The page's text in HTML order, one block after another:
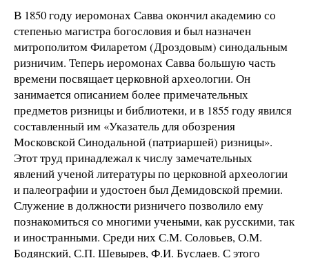
В 1850 году иеромонах Савва окончил академию со
степенью магистра богословия и был назначен
митрополитом Филаретом (Дроздовым) синодальным
ризничим. Теперь иеромонах Савва большую часть
времени посвящает церковной археологии. Он
занимается описанием более примечательных
предметов ризницы и библиотеки, и в 1855 году явился
составленный им «Указатель для обозрения
Московской Синодальной (патриаршей) ризницы».
Этот труд принадлежал к числу замечательных
явлений ученой литературы по церковной археологии
и палеографии и удостоен был Демидовской премии.
Служение в должности ризничего позволило ему
познакомиться со многими учеными, как русскими, так
и иностранными. Среди них С.М. Соловьев, О.М.
Бодянский, С.П. Шевырев, Ф.И. Буслаев. С этого